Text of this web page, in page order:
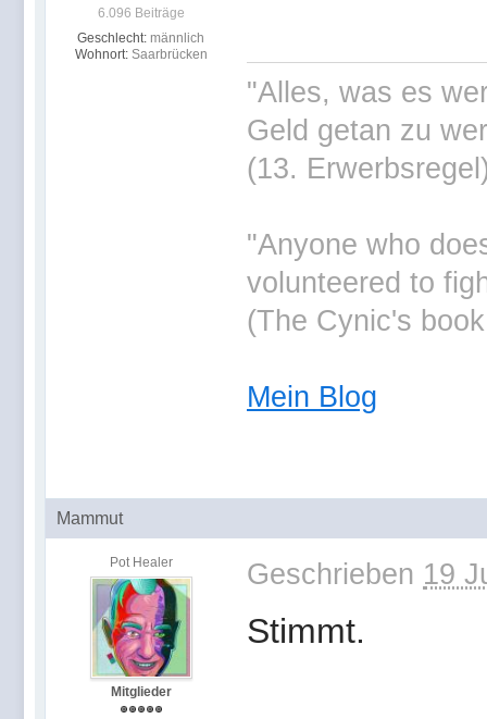
6.096 Beiträge
Geschlecht: männlich
Wohnort: Saarbrücken
"Alles, was es
Geld getan zu
(13.
"Anyone who
volunteered to
(The Cynic's
Mein Blog
Mammut
Pot Healer
Mitglieder
Geschrieben 19
Stimmt.